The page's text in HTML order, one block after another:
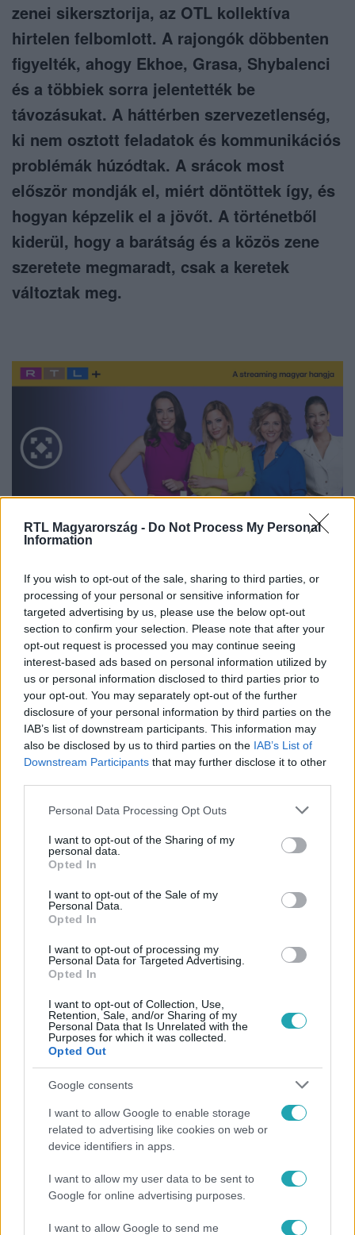
RTL Magyarország - Do Not Process My Personal
Information
If you wish to opt-out of the sale, sharing to third parties, or
processing of your personal or sensitive information for
targeted advertising by us, please use the below opt-out
section to confirm your selection. Please note that after your
opt-out request is processed you may continue seeing
interest-based ads based on personal information utilized by
us or personal information disclosed to third parties prior to
your opt-out. You may separately opt-out of the further
disclosure of your personal information by third parties on the
IAB’s list of downstream participants. This information may
also be disclosed by us to third parties on the IAB’s List of
Downstream Participants that may further disclose it to other
Please note that this website/app uses one or more Google
not limited to your visit or usage behaviour. You may click to
grant or deny consent to Google and its third-party tags to
use your data for below specified purposes in below Google
consent section.
Personal Data Processing Opt Outs
I want to opt-out of the Sharing of my
personal data.
Opted In
I want to opt-out of the Sale of my
Personal Data.
Opted In
I want to opt-out of processing my
Personal Data for Targeted Advertising.
Opted In
I want to opt-out of Collection, Use,
Retention, Sale, and/or Sharing of my
Personal Data that Is Unrelated with the
Purposes for which it was collected.
Opted Out
Google consents
I want to allow Google to enable storage
related to advertising like cookies on web or
device identifiers in apps.
I want to allow my user data to be sent to
Google for online advertising purposes.
I want to allow Google to send me
zenei sikersztorija, az OTL kollektíva
hirtelen felbomlott. A rajongók döbbenten
figyelték, ahogy Ekhoe, Grasa, Shybalenci
és a többiek sorra jelentették be
távozásukat. A háttérben szervezetlenség,
ki nem osztott feladatok és kommunikációs
problémák húzódtak. A srácok most
először mondják el, miért döntöttek így, és
hogyan képzelik el a jövőt. A történetből
kiderül, hogy a barátság és a közös zene
szeretete megmaradt, csak a keretek
változtak meg.
Nézd vissza a Fókusz adásait az RTL+-on!
Itt állítsd be, hogy az RTL.hu az elsők között
legyen a Google-találatokban!
Kövess minket, és értesülj a friss
FÓKUSZ #VIDEÓ #ADÁSRÉSZLETEK
OTL
TRAP # ZENE
Népszerű